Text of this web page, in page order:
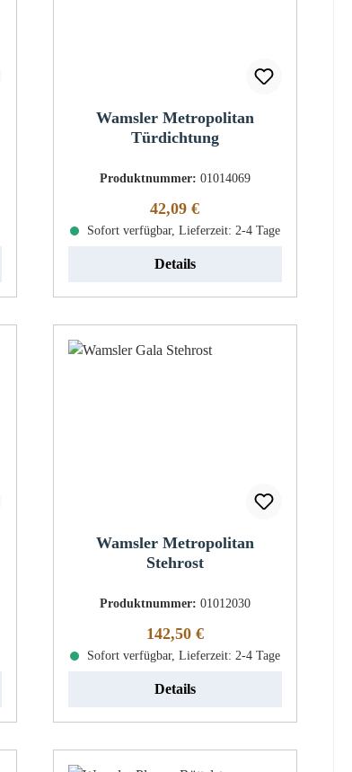
Wamsler Metropolitan
Türdichtung
Produktnummer: 01014069
Regulärer Preis:
42,09 €
Sofort verfügbar, Lieferzeit: 2-4 Tage
Details
Wamsler Metropolitan
Stehrost
Produktnummer: 01012030
Regulärer Preis:
142,50 €
Sofort verfügbar, Lieferzeit: 2-4 Tage
Details